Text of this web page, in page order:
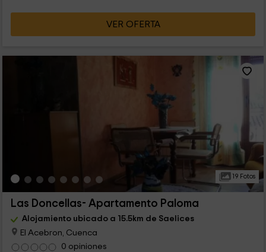
VER OFERTA
19 Fotos
Las Doncellas- Apartamento Paloma
Alojamiento ubicado a 15.5km de Saelices
El Acebron, Cuenca
0 opiniones